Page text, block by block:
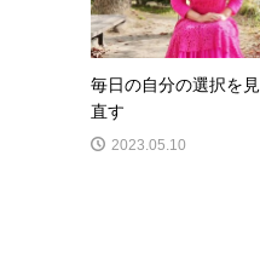
毎日の自分の選択を見
直す
2023.05.10